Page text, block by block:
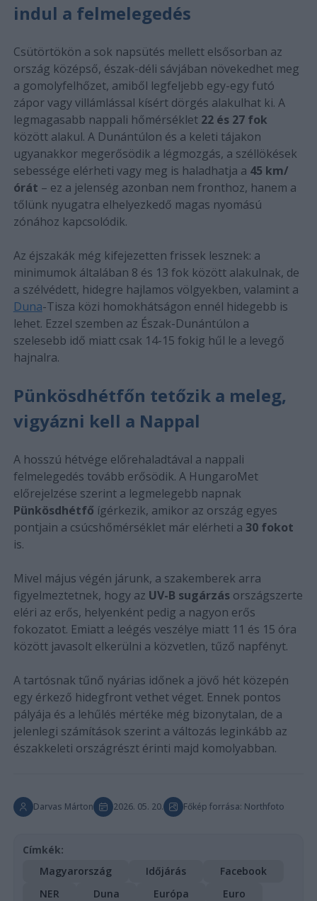
indul a felmelegedés
Csütörtökön a sok napsütés mellett elsősorban az
ország középső, észak-déli sávjában növekedhet meg
a gomolyfelhőzet, amiből legfeljebb egy-egy futó
zápor vagy villámlással kísért dörgés alakulhat ki. A
legmagasabb nappali hőmérséklet 22 és 27 fok
között alakul. A Dunántúlon és a keleti tájakon
ugyanakkor megerősödik a légmozgás, a széllökések
sebessége elérheti vagy meg is haladhatja a 45 km/
órát – ez a jelenség azonban nem fronthoz, hanem a
tőlünk nyugatra elhelyezkedő magas nyomású
zónához kapcsolódik.
Az éjszakák még kifejezetten frissek lesznek: a
minimumok általában 8 és 13 fok között alakulnak, de
a szélvédett, hidegre hajlamos völgyekben, valamint a
Duna-Tisza közi homokhátságon ennél hidegebb is
lehet. Ezzel szemben az Észak-Dunántúlon a
szelesebb idő miatt csak 14-15 fokig hűl le a levegő
hajnalra.
Pünkösdhétfőn tetőzik a meleg,
vigyázni kell a Nappal
A hosszú hétvége előrehaladtával a nappali
felmelegedés tovább erősödik. A HungaroMet
előrejelzése szerint a legmelegebb napnak
Pünkösdhétfő ígérkezik, amikor az ország egyes
pontjain a csúcshőmérséklet már elérheti a 30 fokot
is.
Mivel május végén járunk, a szakemberek arra
figyelmeztetnek, hogy az UV-B sugárzásországszerte
eléri az erős, helyenként pedig a nagyon erős
fokozatot. Emiatt a leégés veszélye miatt 11 és 15 óra
között javasolt elkerülni a közvetlen, tűző napfényt.
A tartósnak tűnő nyárias időnek a jövő hét közepén
egy érkező hidegfront vethet véget. Ennek pontos
pályája és a lehűlés mértéke még bizonytalan, de a
jelenlegi számítások szerint a változás leginkább az
északkeleti országrészt érinti majd komolyabban.
Darvas Márton 2026. 05. 20. Főkép forrása: Northfoto
Címkék:
Magyarország
Időjárás
Facebook
NER
Duna Európa Euro